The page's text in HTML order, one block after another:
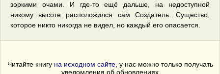
зоркими очами. И где-то ещё дальше, на недоступной
никому высоте расположился сам Создатель. Существо,
которое никто никогда не видел, но каждый его опасается.
Читайте книгу на исходном сайте, у нас можно только получать
уведомления об обновлениях